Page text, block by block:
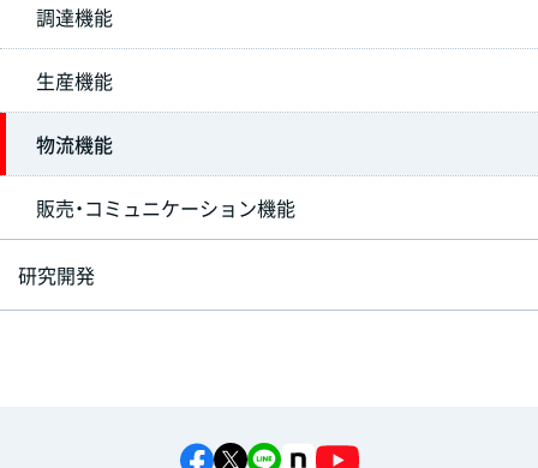
調達機能
生産機能
物流機能
販売・コミュニケーション機能
研究開発